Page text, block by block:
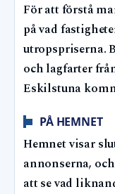
För att förstå
på vad
utropspriserna.
och lagfarter
Eskilstuna
PÅ HEMNET
Hemnet visar
annonserna,
att se vad